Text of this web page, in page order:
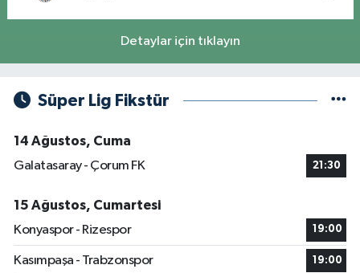
Detaylar için tıklayın
Süper Lig Fikstür
14 Ağustos, Cuma
Galatasaray - Çorum FK
21:30
15 Ağustos, Cumartesi
Konyaspor - Rizespor
19:00
Kasımpaşa - Trabzonspor 19:00